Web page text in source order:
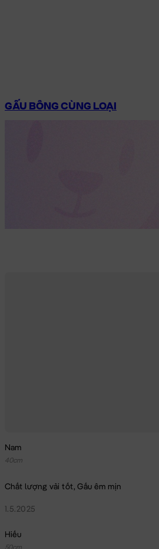
GẤU BÔNG CÙNG LOẠI
Nam
40cm
Chất lượng vải tốt, Gấu êm mịn
1.5.2025
Hiếu
50cm